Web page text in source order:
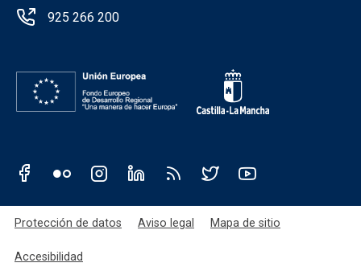
925 266 200
Redes sociales JCCM
Menú legal
Protección de datos Aviso legal Mapa de sitio
Accesibilidad